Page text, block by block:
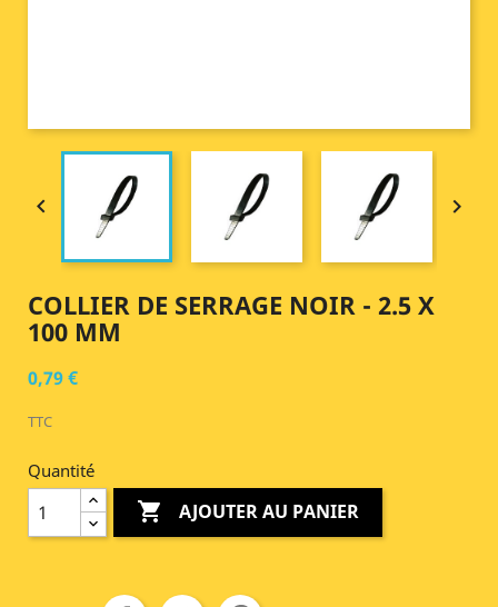
 
COLLIER DE SERRAGE NOIR - 2.5 X
100 MM
0,79 €
TTC
Quantité
 AJOUTER AU PANIER